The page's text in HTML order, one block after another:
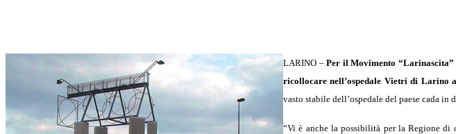
LARINO –Per il Movimento
ricollocare nell’ospedale Vietri di Larino
vasto stabile dell’ospedale del paese cada in
“Vi è anche la possibilità per la Regione